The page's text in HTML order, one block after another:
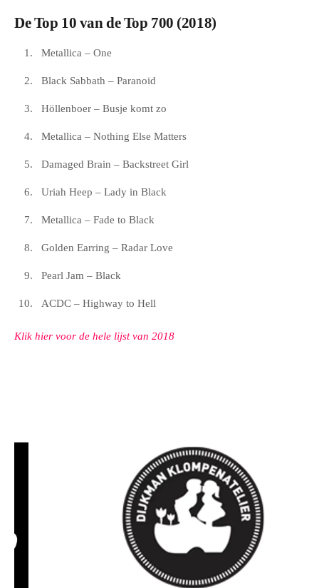
De Top 10 van de Top 700 (2018)
Metallica – One
Black Sabbath – Paranoid
Höllenboer – Busje komt zo
Metallica – Nothing Else Matters
Damaged Brain – Backstreet Girl
Uriah Heep – Lady in Black
Metallica – Fade to Black
Golden Earring – Radar Love
Pearl Jam – Black
ACDC – Highway to Hell
Klik hier voor de hele lijst van 2018